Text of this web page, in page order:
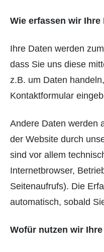
Wie erfassen wir Ihre
Ihre Daten werden
dass Sie uns diese
z.B. um Daten
Kontaktformular
Andere Daten werden
der Website durch
sind vor allem
Internetbrowser,
Seitenaufrufs). Die
automatisch, sobald
Wofür nutzen wir Ihre